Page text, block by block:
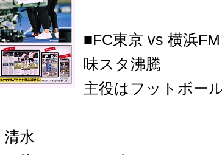
■FC東京 vs 横浜FM
味スタ沸騰
主役はフットボー
清水